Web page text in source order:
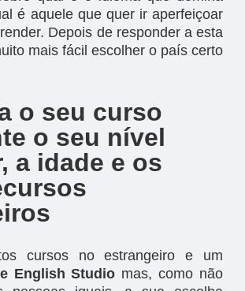
é aquele que quer ir aperfeiçoar
Depois de responder a esta
mais fácil escolher o país certo
o seu curso
o seu nível
a idade e os
cursos no estrangeiro e um
English Studio mas, como não